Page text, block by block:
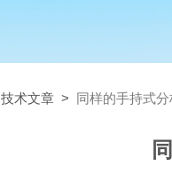
技术文章 > 同样的手持式